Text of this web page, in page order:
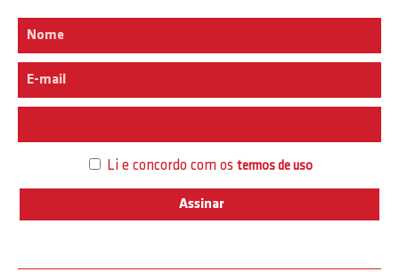
Li e concordo com os termos de uso